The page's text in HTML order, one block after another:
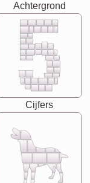
Achtergrond
Cijfers